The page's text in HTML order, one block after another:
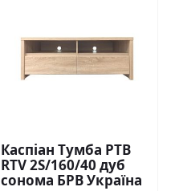
Каспіан Тумба РТВ
RTV 2S/160/40 дуб
сонома БРВ Україна